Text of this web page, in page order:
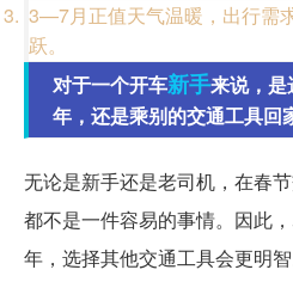
3—7月正值天气温暖，出行需
跃。
对于一个开车新手来说，
年，还是乘别的交通工具回
无论是新手还是老司机，在春
都不是一件容易的事情。因此
年，选择其他交通工具会更明